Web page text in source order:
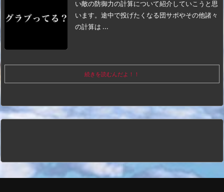
い敵の防御力の計算について紹介していこうと思
います。 途中で投げたくなる団サポやその他諸々
の計算は ...
続きを読むんだよ！！